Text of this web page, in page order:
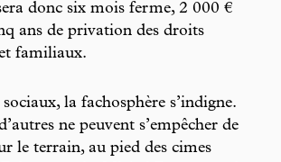
donc six mois ferme, 2 000 €
ans de privation des droits
familiaux.
la fachosphère s’indigne.
ne peuvent s’empêcher de
le terrain, au pied des cimes